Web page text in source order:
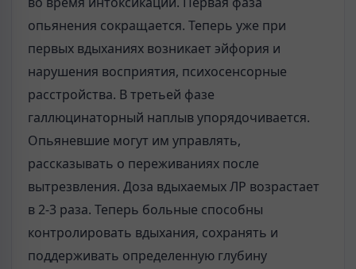
опьянения сокращается. Теперь уже при
первых вдыханиях возникает эйфория и
нарушения восприятия, психосенсорные
расстройства. В третьей фазе
галлюцинаторный наплыв упорядочивается.
Опьяневшие могут им управ­лять,
рассказывать о переживаниях после
вытрезвления. Доза вдыхаемых ЛР возрастает
в 2-3 раза. Теперь больные способны
контролировать вдыхания, сохранять и
поддерживать определенную глубину